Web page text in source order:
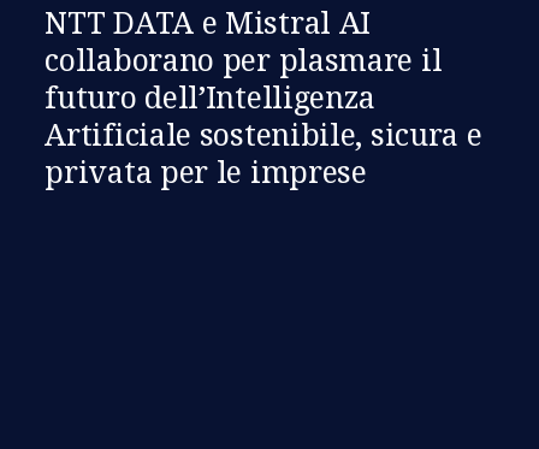
NTT DATA e Mistral AI
collaborano per plasmare il
futuro dell’Intelligenza
Artificiale sostenibile, sicura e
privata per le imprese